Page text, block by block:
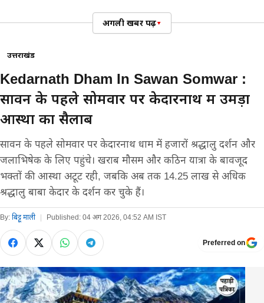
अगली खबर पढ़ें▾
उत्तराखंड
Kedarnath Dham In Sawan Somwar :
सावन के पहले सोमवार पर केदारनाथ में उमड़ा
आस्था का सैलाब
सावन के पहले सोमवार पर केदारनाथ धाम में हजारों श्रद्धालु दर्शन और
जलाभिषेक के लिए पहुंचे। खराब मौसम और कठिन यात्रा के बावजूद
भक्तों की आस्था अटूट रही, जबकि अब तक 14.25 लाख से अधिक
श्रद्धालु बाबा केदार के दर्शन कर चुके हैं।
By: बिट्टू माली Published: 04 अग 2026, 04:52 AM IST
Preferred on